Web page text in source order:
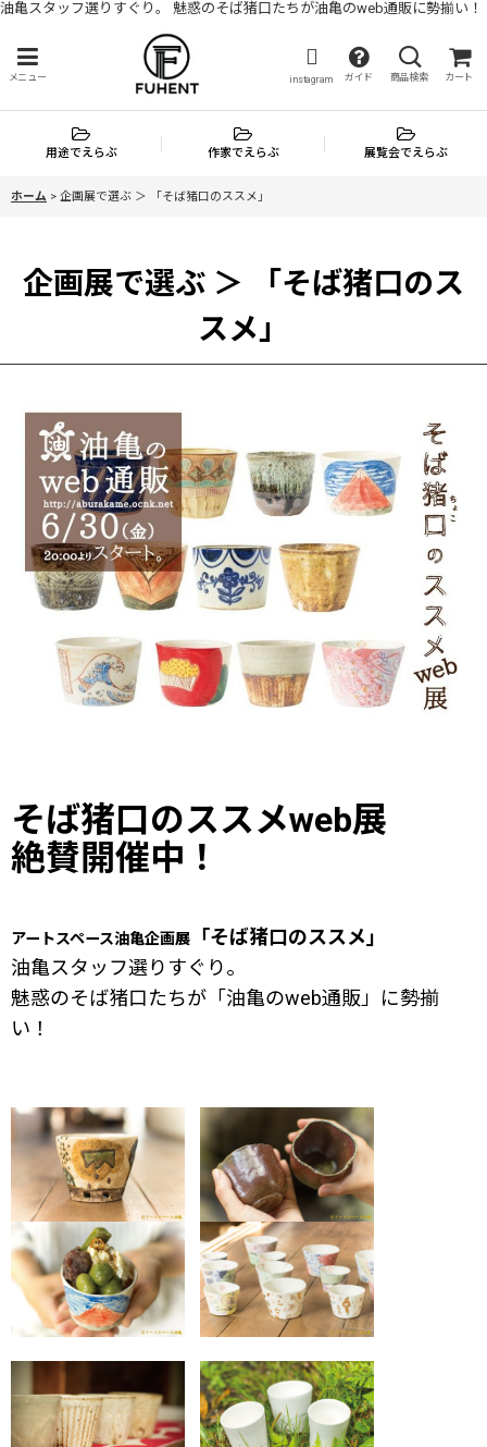
油亀スタッフ選りすぐり。 魅惑のそば猪口たちが油亀のweb通販に勢揃い！
メニュー instagram ガイド 商品検索 カート
用途でえらぶ 作家でえらぶ 展覧会でえらぶ
ホーム > 企画展で選ぶ ＞ 「そば猪口のススメ」
企画展で選ぶ ＞ 「そば猪口のス
スメ」
そば猪口のススメweb展
絶賛開催中！
アートスペース油亀企画展
「そば猪口のススメ」
油亀スタッフ選りすぐり。
魅惑のそば猪口たちが「油亀のweb通販」に勢揃
い！